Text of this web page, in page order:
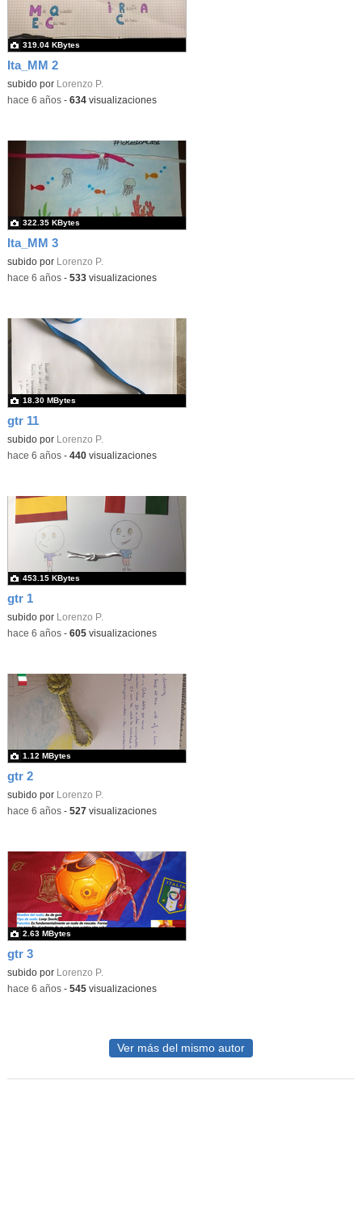
Ita_MM 2
subido por Lorenzo P.
319.04 KBytes
-hace 6 años- 634visualizaciones
Ita_MM 3
subido por Lorenzo P.
322.35 KBytes
-hace 6 años- 533visualizaciones
gtr 11
subido por Lorenzo P.
18.30 MBytes
-hace 6 años- 440visualizaciones
gtr 1
subido por Lorenzo P.
453.15 KBytes
-hace 6 años- 605visualizaciones
gtr 2
subido por Lorenzo P.
1.12 MBytes
-hace 6 años- 527visualizaciones
gtr 3
subido por Lorenzo P.
2.63 MBytes
-hace 6 años- 545visualizaciones
Ver más del mismo autor